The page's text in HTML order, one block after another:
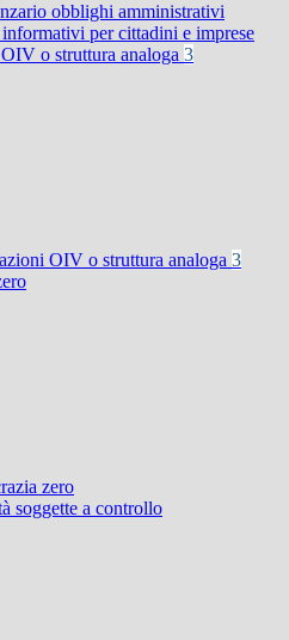
obblighi amministrativi
per cittadini e imprese
o struttura analoga 3
OIV o struttura analoga 3
zero
soggette a controllo